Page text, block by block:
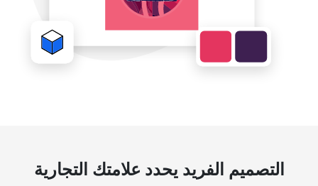
التصميم الفريد يحدد علامتك التجارية